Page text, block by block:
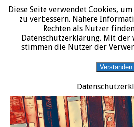
START DATENSCHUTZERKLÄRUNG
Rezensionen
Diese Seite verwendet Cookies,
zu verbessern. Nähere
Rechten als Nutzer
Datenschutzerklärung. Mit der
stimmen die Nutzer der
Verstanden